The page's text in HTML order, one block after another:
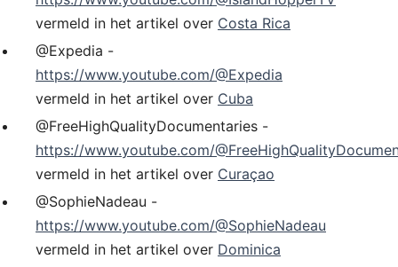
vermeld in het artikel over Costa Rica
@Expedia -
https://www.youtube.com/@Expedia
vermeld in het artikel over Cuba
@FreeHighQualityDocumentaries -
https://www.youtube.com/
vermeld in het artikel over Curaçao
@SophieNadeau -
https://www.youtube.com/@SophieNadeau
vermeld in het artikel over Dominica